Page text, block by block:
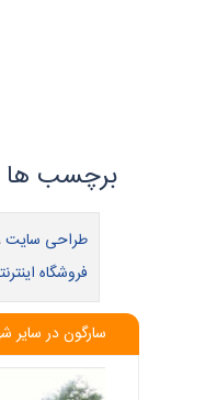
طراحی سایت
فروشگاه
سارگون در سایر